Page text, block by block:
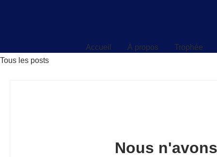
Accueil À propos
Trophée
Tous les posts
Nous